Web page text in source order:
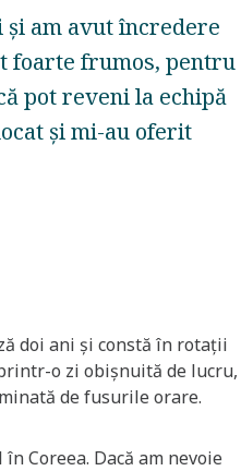
am avut încredere
foarte frumos, pentru
pot reveni la echipă
și mi-au oferit
doi ani și constă în rotații
o zi obișnuită de lucru,
de fusurile orare.
Coreea. Dacă am nevoie